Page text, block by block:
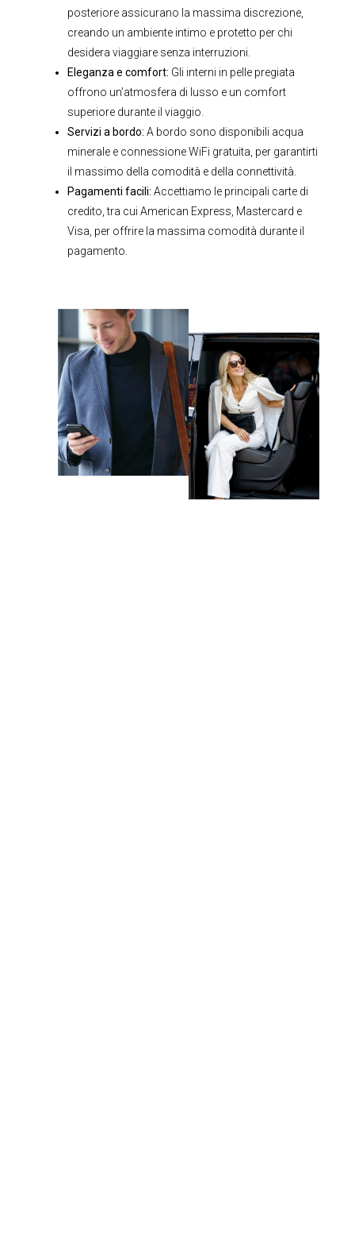
posteriore assicurano la massima discrezione,
creando un ambiente intimo e protetto per chi
desidera viaggiare senza interruzioni.
Eleganza e comfort: Gli interni in pelle pregiata
offrono un’atmosfera di lusso e un comfort
superiore durante il viaggio.
Servizi a bordo: A bordo sono disponibili acqua
minerale e connessione WiFi gratuita, per garantirti
il massimo della comodità e della connettività.
Pagamenti facili: Accettiamo le principali carte di
credito, tra cui American Express, Mastercard e
Visa, per offrire la massima comodità durante il
pagamento.